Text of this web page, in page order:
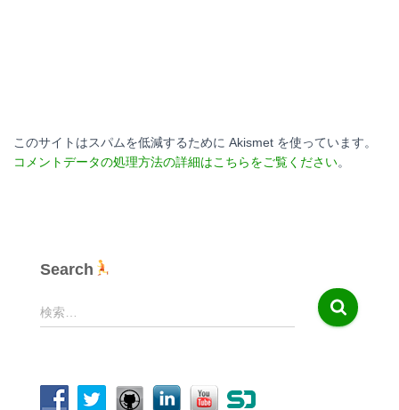
このサイトはスパムを低減するために Akismet を使っています。
コメントデータの処理方法の詳細はこちらをご覧ください。
Search
検
索
検索…